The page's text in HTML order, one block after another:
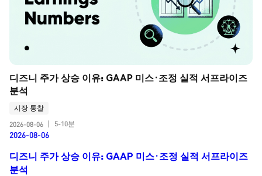
디즈니 주가 상승 이유: GAAP 미스·조정 실적 서프라이즈
분석
시장 통찰
2026-08-06
5-10분
2026-08-06
디즈니 주가 상승 이유: GAAP 미스·조정 실적 서프라이즈
분석